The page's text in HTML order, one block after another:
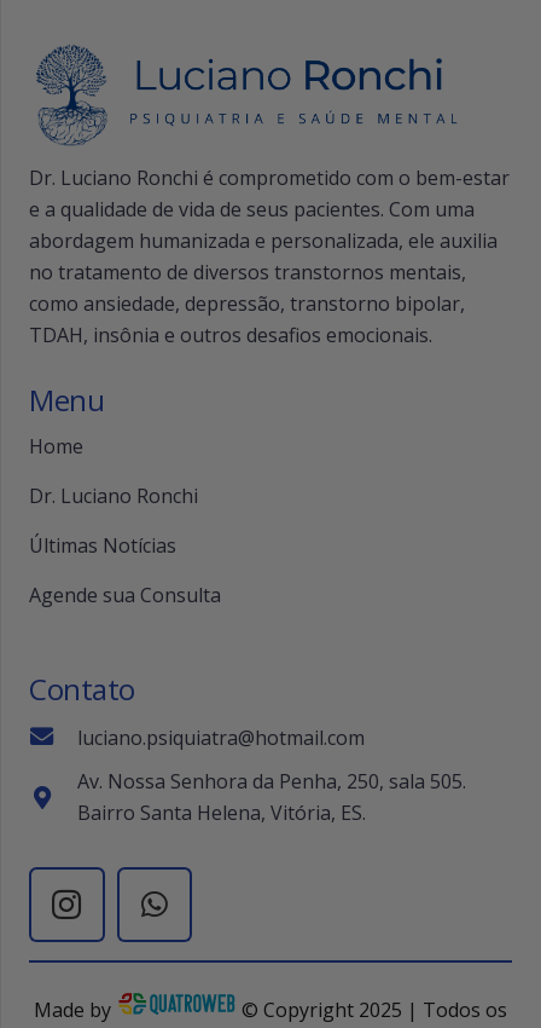
Dr. Luciano Ronchi é comprometido com o bem-estar
e a qualidade de vida de seus pacientes. Com uma
abordagem humanizada e personalizada, ele auxilia
no tratamento de diversos transtornos mentais,
como ansiedade, depressão, transtorno bipolar,
TDAH, insônia e outros desafios emocionais.
Menu
Home
Dr. Luciano Ronchi
Últimas Notícias
Agende sua Consulta
Contato
luciano.psiquiatra@hotmail.com
Av. Nossa Senhora da Penha, 250, sala 505.
Bairro Santa Helena, Vitória, ES.
Made by © Copyright 2025 | Todos os